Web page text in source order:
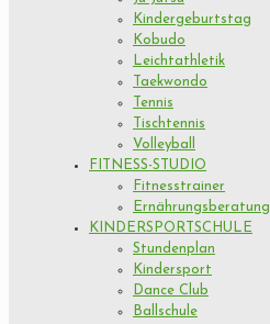
Kindergeburtstag
Kobudo
Leichtathletik
Taekwondo
Tennis
Tischtennis
Volleyball
FITNESS-STUDIO
Fitnesstrainer
Ernährungsberatung
KINDERSPORTSCHULE
Stundenplan
Kindersport
Dance Club
Ballschule